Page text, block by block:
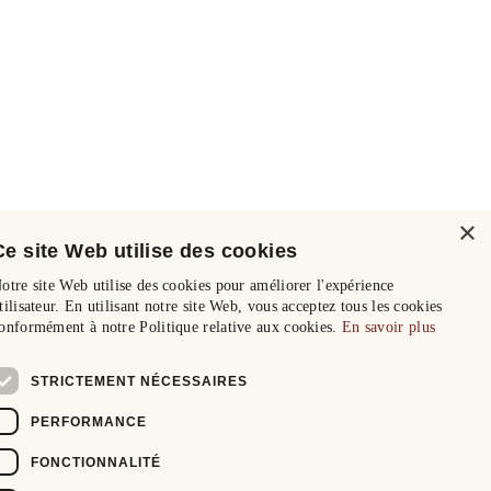
×
site Web utilise des cookies
site Web utilise des cookies pour améliorer l'expérience
En utilisant notre site Web, vous acceptez tous les cookies
à notre Politique relative aux cookies. En savoir plus
STRICTEMENT NÉCESSAIRES
PERFORMANCE
FONCTIONNALITÉ